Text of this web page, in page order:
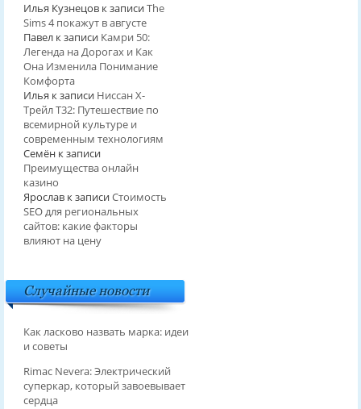
Илья Кузнецовк записиThe
Sims 4 покажут в августе
Павелк записи Камри 50:
Легенда на Дорогах и Как
Она Изменила Понимание
Комфорта
Илья к записи Ниссан Х-
Трейл T32: Путешествие по
всемирной культуре и
современным технологиям
Семёнк записи
Преимущества онлайн
казино
Ярославк записиСтоимость
SEO для региональных
сайтов: какие факторы
влияют на цену
Случайные новости
Как ласково назвать марка: идеи
и советы
Rimac Nevera: Электрический
суперкар, который завоевывает
сердца